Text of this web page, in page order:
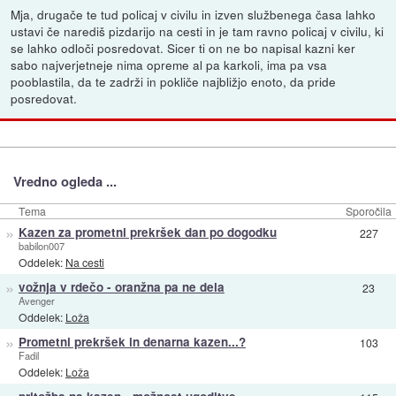
Mja, drugače te tud policaj v civilu in izven službenega časa lahko
ustavi če narediš pizdarijo na cesti in je tam ravno policaj v civilu, ki
se lahko odloči posredovat. Sicer ti on ne bo napisal kazni ker
sabo najverjetneje nima opreme al pa karkoli, ima pa vsa
pooblastila, da te zadrži in pokliče najbližjo enoto, da pride
posredovat.
Vredno ogleda ...
Tema Sporočila
» Kazen za prometni prekršek dan po dogodku
babilon007
Oddelek: Na cesti
227
» vožnja v rdečo - oranžna pa ne dela
Avenger
Oddelek: Loža
23
» Prometni prekršek in denarna kazen...?
Fadil
Oddelek: Loža
103